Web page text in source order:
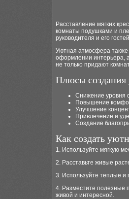
Расставление мягких
комнаты подушками и
руководителя и его
Уютная атмосфера также
оформлении интерьера,
не только придают
Плюсы создания
Снижение уровня
Повышение
Улучшение
Привлечение и
Создание
Как создать
1. Используйте мягкую
2. Расставьте живые
3. Используйте теплые
4. Разместите полезные
живой и интересной.